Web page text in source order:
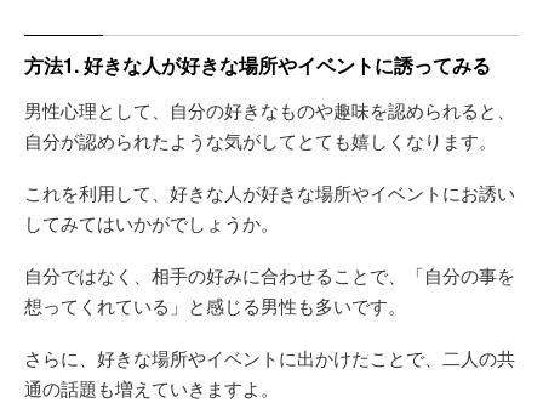
方法1. 好きな人が好きな場所やイベントに誘ってみる
男性心理として、自分の好きなものや趣味を認められると、
自分が認められたような気がしてとても嬉しくなります。
これを利用して、好きな人が好きな場所やイベントにお誘い
してみてはいかがでしょうか。
自分ではなく、相手の好みに合わせることで、「自分の事を
想ってくれている」と感じる男性も多いです。
さらに、好きな場所やイベントに出かけたことで、二人の共
通の話題も増えていきますよ。